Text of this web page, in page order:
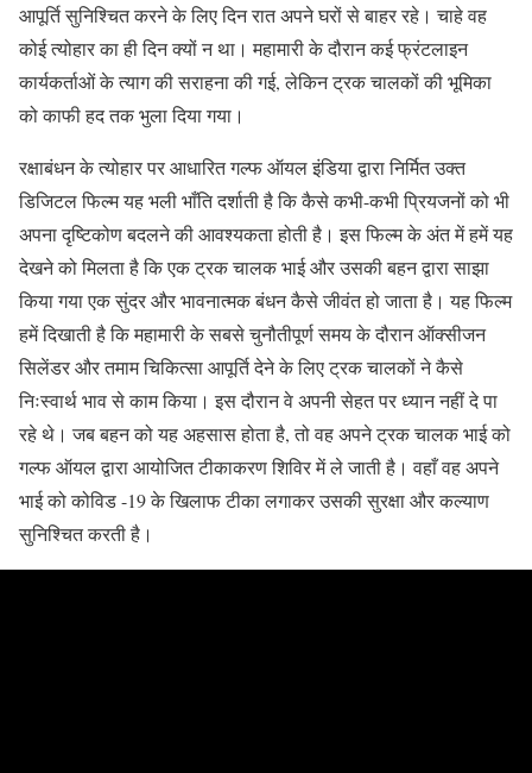
आपूर्ति सुनिश्चित करने के लिए दिन रात अपने घरों से बाहर रहे। चाहे वह
कोई त्योहार का ही दिन क्यों न था। महामारी के दौरान कई फ्रंटलाइन
कार्यकर्ताओं के त्याग की सराहना की गई, लेकिन ट्रक चालकों की भूमिका
को काफी हद तक भुला दिया गया।
रक्षाबंधन के त्योहार पर आधारित गल्फ ऑयल इंडिया द्वारा निर्मित उक्त
डिजिटल फिल्म यह भली भाँति दर्शाती है कि कैसे कभी-कभी प्रियजनों को भी
अपना दृष्टिकोण बदलने की आवश्यकता होती है। इस फिल्म के अंत में हमें यह
देखने को मिलता है कि एक ट्रक चालक भाई और उसकी बहन द्वारा साझा
किया गया एक सुंदर और भावनात्मक बंधन कैसे जीवंत हो जाता है। यह फिल्म
हमें दिखाती है कि महामारी के सबसे चुनौतीपूर्ण समय के दौरान ऑक्सीजन
सिलेंडर और तमाम चिकित्सा आपूर्ति देने के लिए ट्रक चालकों ने कैसे
निःस्वार्थ भाव से काम किया। इस दौरान वे अपनी सेहत पर ध्यान नहीं दे पा
रहे थे। जब बहन को यह अहसास होता है, तो वह अपने ट्रक चालक भाई को
गल्फ ऑयल द्वारा आयोजित टीकाकरण शिविर में ले जाती है। वहाँ वह अपने
भाई को कोविड -19 के खिलाफ टीका लगाकर उसकी सुरक्षा और कल्याण
सुनिश्चित करती है।